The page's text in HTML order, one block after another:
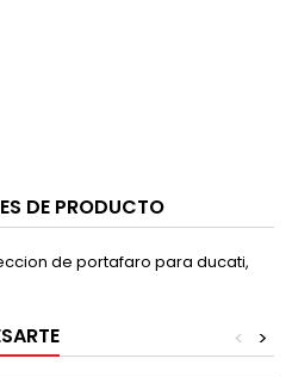
DE PRODUCTO
de portafaro para ducati,
>
<